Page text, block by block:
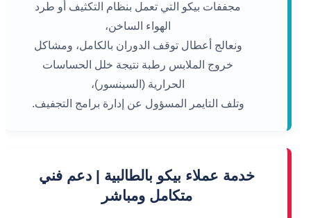
مجففات بيكو التي تعمل بنظام التكثيف أو طرد
الهواء الساخن،
ونعالج أعطال توقف الدوران بالكامل، ومشاكل
خروج الملابس رطبة نتيجة خلل الحساسات
الحرارية (السينسور)،
وتلف التايمر المسؤول عن إدارة برامج التجفيف.
خدمة عملاء بيكو بالطالبية | دعم فني
متكامل ومباشر